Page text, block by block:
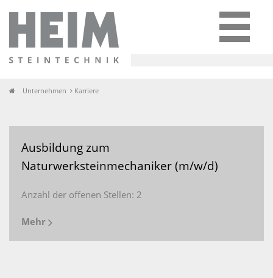
Unternehmen Karriere
Ausbildung zum
Naturwerksteinmechaniker (m/w/d)
Anzahl der offenen Stellen: 2
Mehr